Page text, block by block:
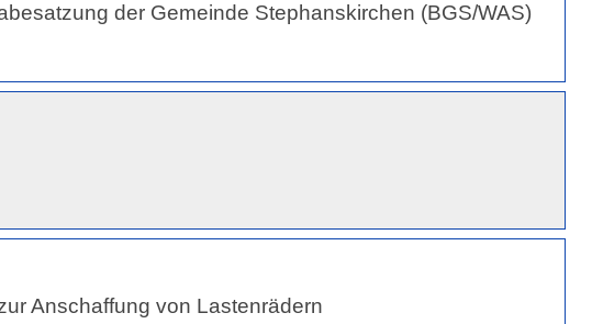
der Gemeinde Stephanskirchen (BGS/WAS)
Anschaffung von Lastenrädern